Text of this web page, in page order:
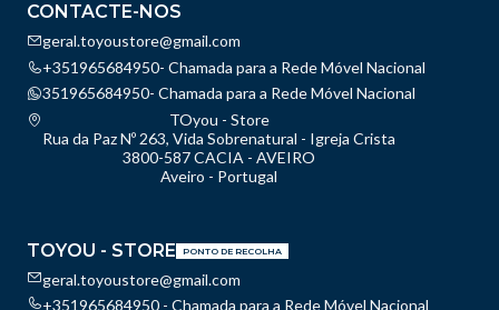
CONTACTE-NOS
geral.toyoustore@gmail.com
+351965684950- Chamada para a Rede Móvel Nacional
351965684950- Chamada para a Rede Móvel Nacional
TOyou - Store
Rua da Paz Nº 263, Vida Sobrenatural - Igreja Crista
3800-587 CACIA - AVEIRO
Aveiro - Portugal
TOYOU - STORE PONTO DE RECOLHA
geral.toyoustore@gmail.com
+351965684950 - Chamada para a Rede Móvel Nacional